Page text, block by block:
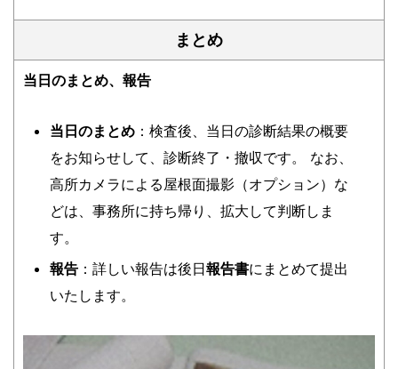
まとめ
当日のまとめ、報告
当日のまとめ ：検査後、当日の診断結果の概要
をお知らせして、診断終了・撤収です。 なお、
高所カメラによる屋根面撮影（オプション）な
どは、事務所に持ち帰り、拡大して判断しま
す。
報告 ：詳しい報告は後日報告書にまとめて提出
いたします。